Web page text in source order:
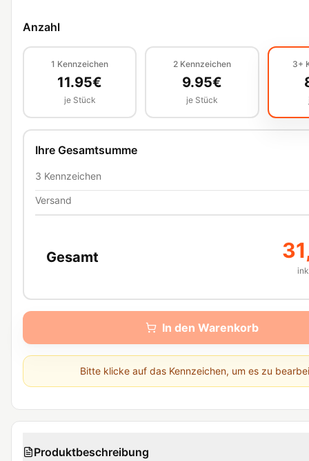
Anzahl
1 Kennzeichen
11.95€
je Stück
2 Kennzeichen
9.95€
je Stück
3+
Ihre Gesamtsumme
3 Kennzeichen
Versand
Gesamt
In den Warenkorb
Bitte klicke auf das Kennzeichen, um es zu
Produktbeschreibung